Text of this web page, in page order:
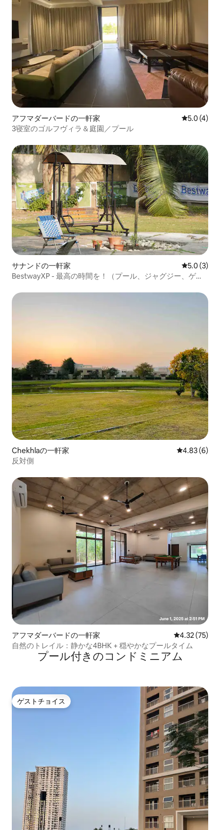
アフマダーバードの一軒家 レビュー4
5.0 (4)
3寝室のゴルフヴィラ＆庭園／プール
サナンドの一軒家 レビュー3
5.0 (3)
BestwayXP - 最高の時間を！（プール、ジャグジー、ゲー
Chekhlaの一軒家 レビュー6
4.83 (6)
反対側
アフマダーバードの一軒家 レビュー75
4.32 (75)
自然のトレイル：静かな4BHK + 穏やかなプールタイム
プール付きのコンドミニアム
ゲストチョイス
ゲストチョイス